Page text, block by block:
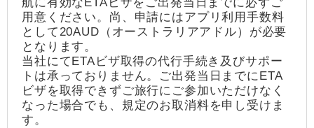
用意ください。尚、申請にはアプリ利用手数料
として20AUD（オーストラリアアドル）が必要
となります。
当社にてETAビザ取得の代行手続き及びサポー
トは承っておりません。ご出発当日までにETA
ビザを取得できずご旅行にご参加いただけなく
なった場合でも、規定のお取消料を申し受けま
す。